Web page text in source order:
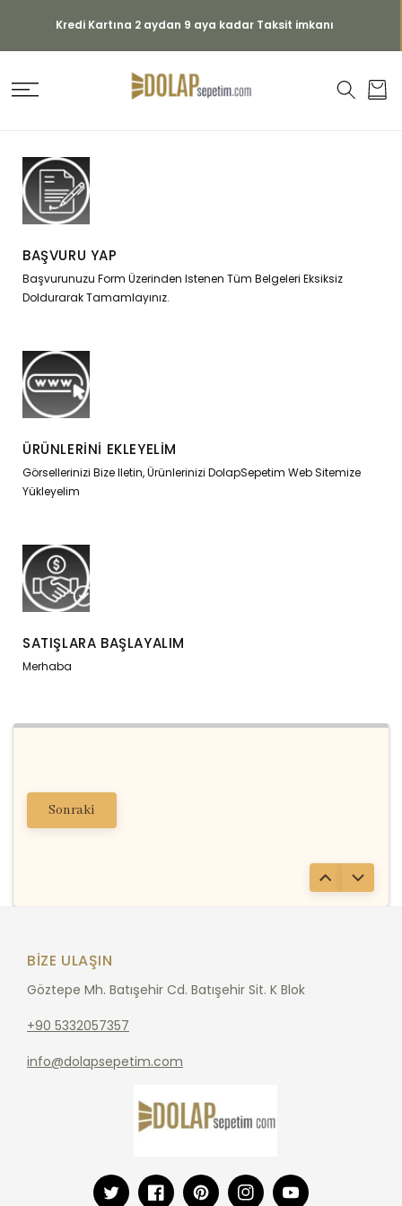
2 aydan 9 aya kadar Taksit imkanı
Sepet
BAŞVURU YAP
Başvurunuzu Form Üzerinden Istenen Tüm Belgeleri Eksiksiz
Doldurarak Tamamlayınız.
ÜRÜNLERINI EKLEYELIM
Görsellerinizi Bize Iletin, Ürünlerinizi DolapSepetim Web Sitemize
Yükleyelim
SATIŞLARA BAŞLAYALIM
Merhaba
Sonraki
Twitter FacebookPinterestInstagramYouTube
BIZE ULAŞIN
Göztepe Mh. Batışehir Cd. Batışehir Sit. K Blok
+90 5332057357
info@dolapsepetim.com